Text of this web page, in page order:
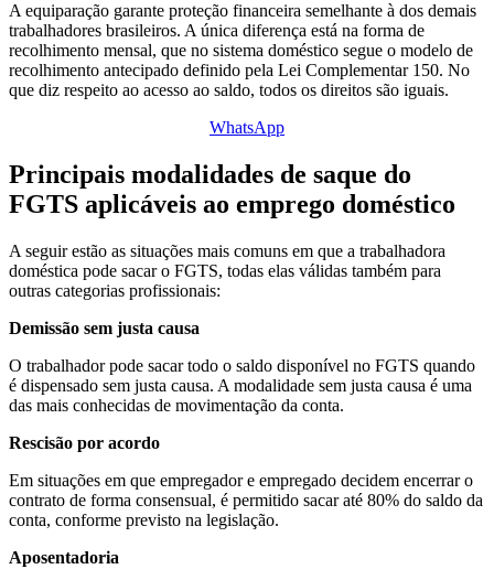
A equiparação garante proteção financeira semelhante à dos demais
trabalhadores brasileiros. A única diferença está na forma de
recolhimento mensal, que no sistema doméstico segue o modelo de
recolhimento antecipado definido pela Lei Complementar 150. No
que diz respeito ao acesso ao saldo, todos os direitos são iguais.
WhatsApp
Principais modalidades de saque do
FGTS aplicáveis ao emprego doméstico
A seguir estão as situações mais comuns em que a trabalhadora
doméstica pode sacar o FGTS, todas elas válidas também para
outras categorias profissionais:
Demissão sem justa causa
O trabalhador pode sacar todo o saldo disponível no FGTS quando
é dispensado sem justa causa. A modalidade sem justa causa é uma
das mais conhecidas de movimentação da conta.
Rescisão por acordo
Em situações em que empregador e empregado decidem encerrar o
contrato de forma consensual, é permitido sacar até 80% do saldo da
conta, conforme previsto na legislação.
Aposentadoria